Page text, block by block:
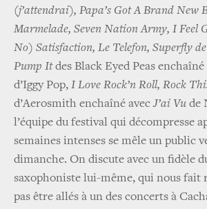
(j’attendrai), Papa’s Got A Brand New
Marmelade, Seven Nation Army, I Feel
No) Satisfaction, Le Telefon, Superfly
Pump Itdes Black Eyed Peas enchaîné
d’Iggy Pop, I Love Rock’n Roll, Rock
d’Aerosmith enchaîné avecJ’ai Vu de
l’équipe du festival qui décompresse
semaines intenses se mêle un public
dimanche. On discute avec un fidèle
saxophoniste lui-même, qui nous fait
pas être allés à un des concerts à